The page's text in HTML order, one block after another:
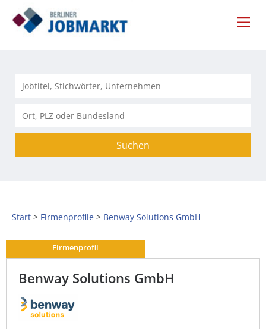
Suchen
Start Firmenprofile Benway Solutions GmbH
Firmenprofil
Benway Solutions GmbH